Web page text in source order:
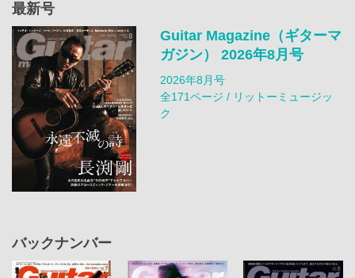
最新号
Guitar Magazine（ギターマ
ガジン） 2026年8月号
2026年8月号
全171ページ / リットーミュージッ
ク
バックナンバー